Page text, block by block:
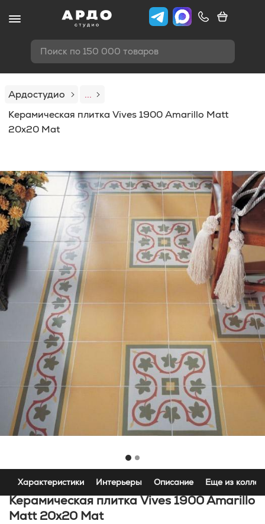
Поиск по 150 000 товаров
Ардостудио
...
Керамическая плитка Vives 1900 Amarillo Matt
20x20 Mat
Характеристики Интерьеры Описание Еще из
Керамическая плитка Vives 1900 Amarillo
Matt 20x20 Mat